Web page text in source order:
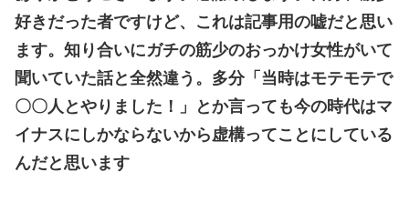
好きだった者ですけど、これは記事用の嘘だと思い
ます。知り合いにガチの筋少のおっかけ女性がいて
聞いていた話と全然違う。多分「当時はモテモテで
〇〇人とやりました！」とか言っても今の時代はマ
イナスにしかならないから虚構ってことにしている
んだと思います